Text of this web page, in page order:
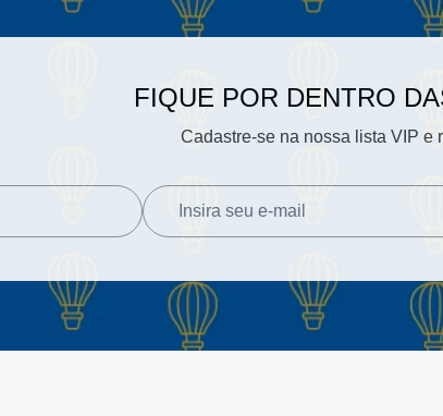
FIQUE POR DENTRO
Cadastre-se na nossa lista VIP e